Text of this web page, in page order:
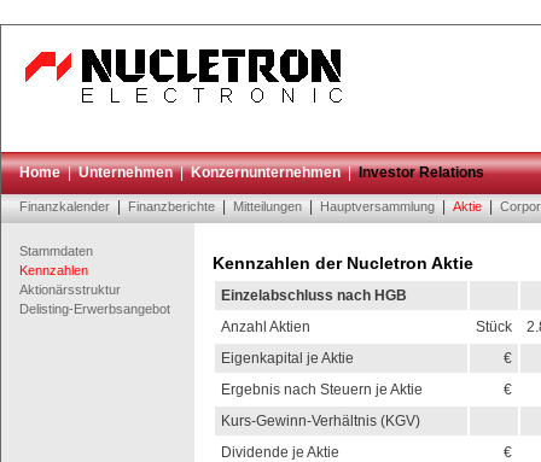
Home|Unternehmen|Konzernunternehmen|Investor Relations
Finanzkalender Finanzberichte Mitteilungen Hauptversammlung Aktie
Stammdaten
Kennzahlen
Aktionärsstruktur
Delisting-Erwerbsangebot
Kennzahlen der Nucletron Aktie
Einzelabschluss nach HGB
Anzahl Aktien
Stück
Eigenkapital je Aktie
€
Ergebnis nach Steuern je Aktie
€
Kurs-Gewinn-Verhältnis (KGV)
Dividende je Aktie
€